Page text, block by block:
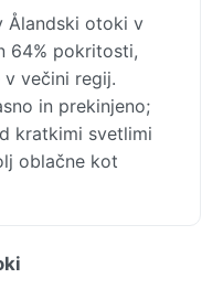
Ålandski otoki v
64% pokritosti,
večini regij.
in prekinjeno;
kratkimi svetlimi
oblačne kot